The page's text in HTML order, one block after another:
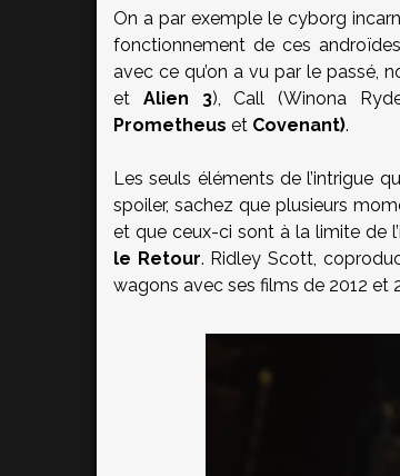
On a par exemple le cyborg
fonctionnement de ces
avec ce qu’on a vu par le passé,
et Alien 3), Call (Winona
Prometheus et Covenant).
Les seuls éléments de l’intrigue
spoiler, sachez que plusieurs
et que ceux-ci sont à la limite de
le Retour. Ridley Scott,
wagons avec ses films de 2012 et